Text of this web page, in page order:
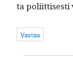
ta poli­it­tis­es­ti
Vastaa